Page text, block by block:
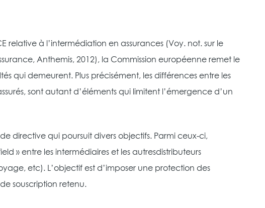
relative à l’intermédiation en assurances (Voy. not. sur le
Anthemis, 2012), la Commission européenne remet le
qui demeurent. Plus précisément, les différences entre les
sont autant d’éléments qui limitent l’émergence d’un
directive qui poursuit divers objectifs. Parmi ceux-ci,
» entre les intermédiaires et les autresdistributeurs
etc). L’objectif est d’imposer une protection des
souscription retenu.